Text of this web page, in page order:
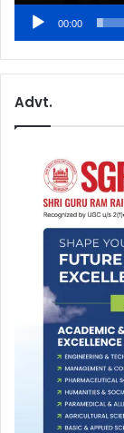
00:00
Advt.